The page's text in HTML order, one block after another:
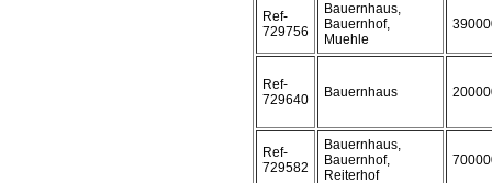
Ref-
729756
Bauernhaus,
Bauernhof,
Muehle
Ref-
729640
Bauernhaus
Ref-
729582
Bauernhaus,
Bauernhof,
Reiterhof